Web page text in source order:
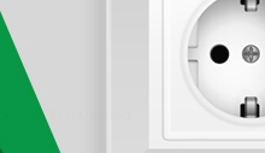
По наличию